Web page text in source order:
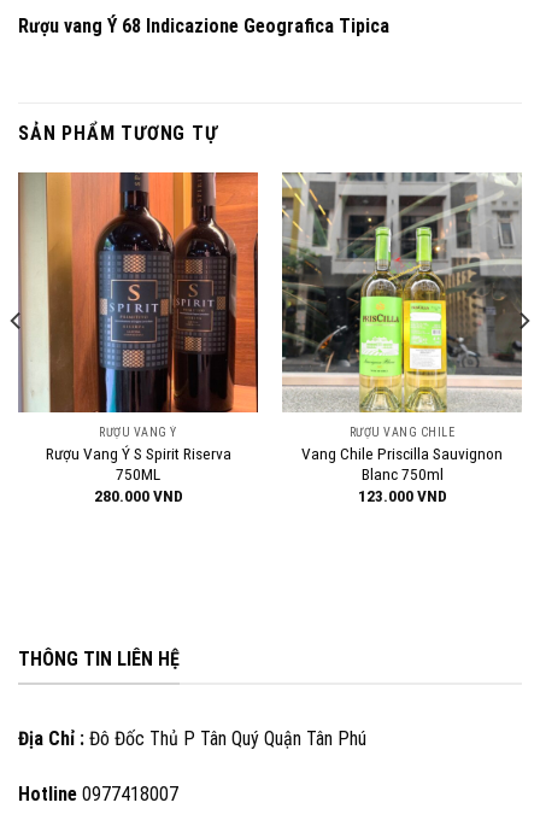
Rượu vang Ý 68 Indicazione Geografica Tipica
SẢN PHẨM TƯƠNG TỰ
RƯỢU VANG Ý
Rượu Vang Ý S Spirit Riserva
750ML
280.000VND
RƯỢU VANG CHILE
Vang Chile Priscilla Sauvignon
Blanc 750ml
123.000VND
THÔNG TIN LIÊN HỆ
Địa Chỉ : Đô Đốc Thủ P Tân Quý Quận Tân Phú
Hotline 0977418007